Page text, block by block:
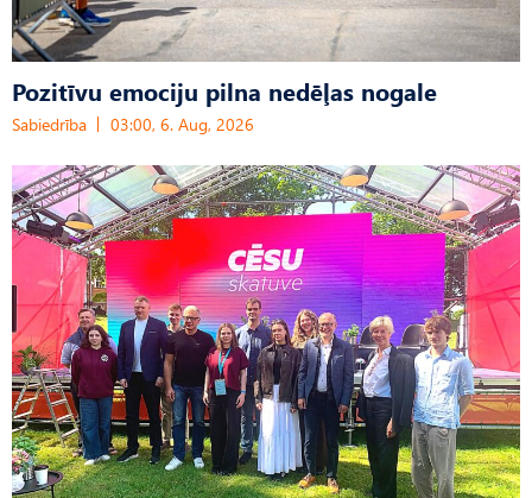
Pozitīvu emociju pilna nedēļas nogale
Sabiedrība 03:00, 6. Aug, 2026